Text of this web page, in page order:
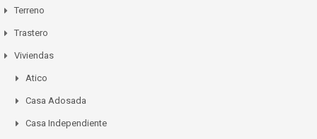
Terreno
Trastero
Viviendas
Atico
Casa Adosada
Casa Independiente